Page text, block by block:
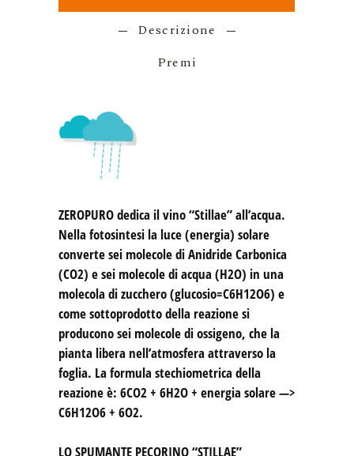
Descrizione
Premi
ZEROPUROdedica il vino “Stillae” all’acqua.
Nella fotosintesi la luce (energia) solare
converte sei molecole di Anidride Carbonica
(CO2) e sei molecole di acqua (H2O) in una
molecola di zucchero (glucosio=C6H12O6) e
come sottoprodotto della reazione si
producono sei molecole di ossigeno, che la
pianta libera nell’atmosfera attraverso la
foglia. La formula stechiometrica della
reazione è: 6CO2 + 6H2O + energia solare —>
C6H12O6 + 6O2.
LO SPUMANTE PECORINO “STILLAE”